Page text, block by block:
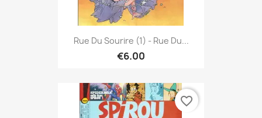
Rue Du Sourire (1) - Rue Du...
€6.00
favorite_border